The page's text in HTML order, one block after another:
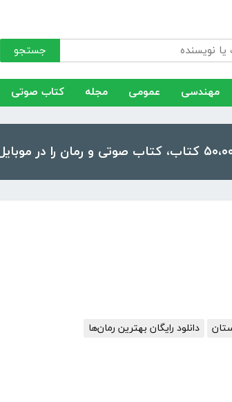
جستجو
مهندسی عمومی مجله کتاب صوتی
دانلود رایگان بهترین رمان‌ها